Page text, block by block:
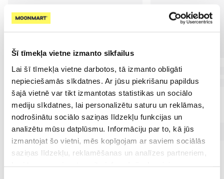
Šī tīmekļa vietne izmanto sīkfailus
Lai šī tīmekļa vietne darbotos, tā izmanto obligāti
nepieciešamās sīkdatnes. Ar jūsu piekrišanu papildus
šajā vietnē var tikt izmantotas statistikas un sociālo
mediju sīkdatnes, lai personalizētu saturu un reklāmas,
nodrošinātu sociālo saziņas līdzekļu funkcijas un
analizētu mūsu datplūsmu. Informāciju par to, kā jūs
izmantojat šo vietni, mēs kopīgojam ar saviem sociālās
saziņas līdzekļu, reklamēšanas un analīzes partneriem,